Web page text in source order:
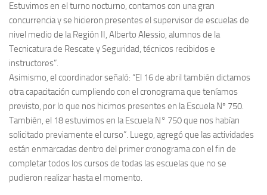
Estuvimos en el turno nocturno, contamos con una gran
concurrencia y se hicieron presentes el supervisor de escuelas de
nivel medio de la Región II, Alberto Alessio, alumnos de la
Tecnicatura de Rescate y Seguridad, técnicos recibidos e
instructores”.
Asimismo, el coordinador señaló: “El 16 de abril también dictamos
otra capacitación cumpliendo con el cronograma que teníamos
previsto, por lo que nos hicimos presentes en la Escuela Nº 750.
También, el 18 estuvimos en la Escuela N° 750 que nos habían
solicitado previamente el curso”. Luego, agregó que las actividades
están enmarcadas dentro del primer cronograma con el fin de
completar todos los cursos de todas las escuelas que no se
pudieron realizar hasta el momento.